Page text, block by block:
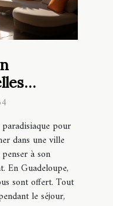
pour
dans une ville
à son
En Guadeloupe,
sont offert. Tout
le séjour,